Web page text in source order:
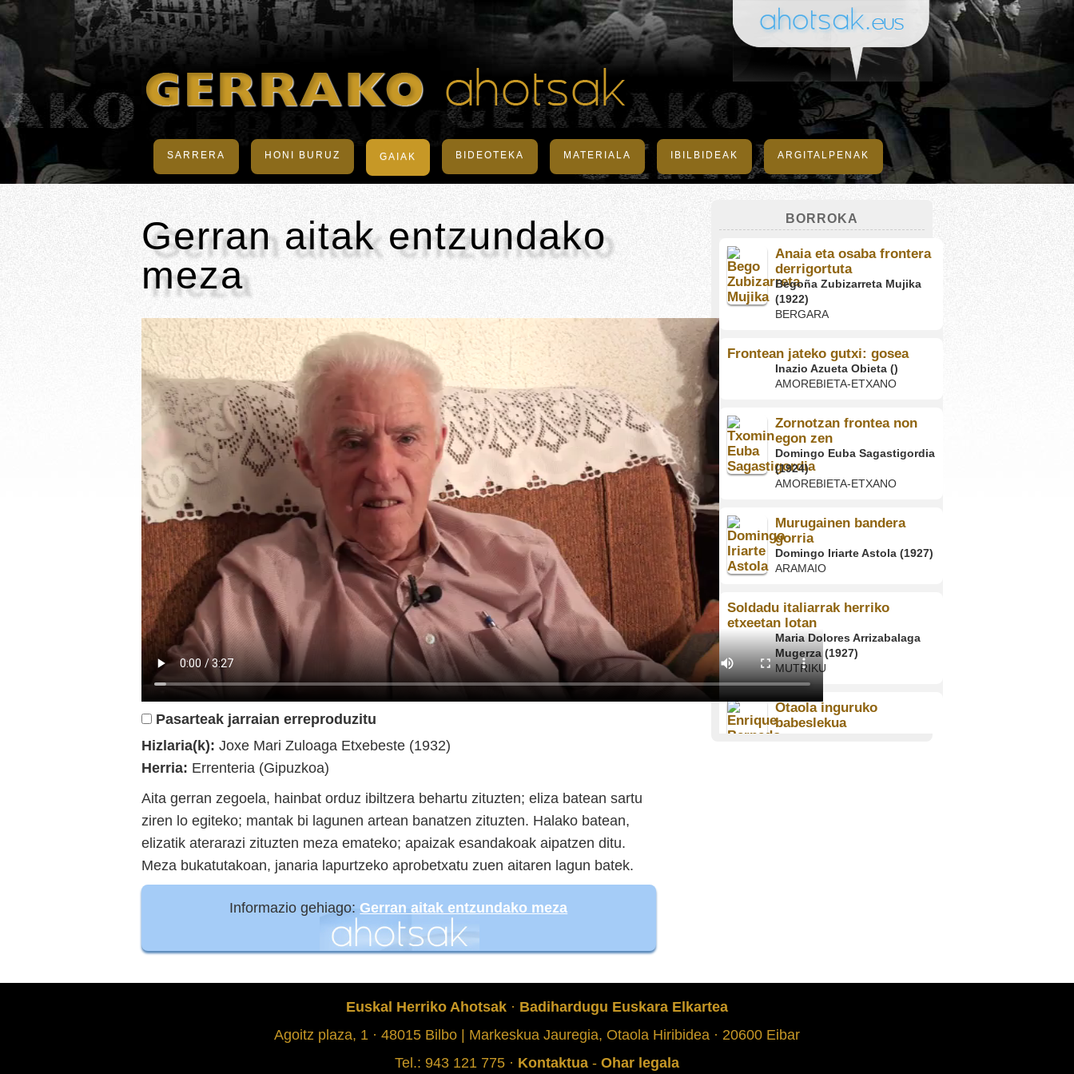
SARRERA HONI BURUZ GAIAK BIDEOTEKA MATERIALA IBILBIDEAK ARGITALPENAK
Gerran aitak entzundako
meza
Pasarteak jarraian erreproduzitu
Hizlaria(k): Joxe Mari Zuloaga Etxebeste (1932)
Herria: Errenteria (Gipuzkoa)
Aita gerran zegoela, hainbat orduz ibiltzera behartu zituzten; eliza batean sartu
ziren lo egiteko; mantak bi lagunen artean banatzen zituzten. Halako batean,
elizatik aterarazi zituzten meza emateko; apaizak esandakoak aipatzen ditu.
Meza bukatutakoan, janaria lapurtzeko aprobetxatu zuen aitaren lagun batek.
Informazio gehiago:Gerran aitak entzundako meza
BORROKA
Anaia eta osaba frontera
derrigortuta
Begoña Zubizarreta Mujika
(1922)
BERGARA
Frontean jateko gutxi: gosea
Inazio Azueta Obieta ()
AMOREBIETA-ETXANO
Zornotzan frontea non
egon zen
Domingo Euba Sagastigordia
(1924)
AMOREBIETA-ETXANO
Murugainen bandera
gorria
Domingo Iriarte Astola (1927)
ARAMAIO
Soldadu italiarrak herriko
etxeetan lotan
Maria Dolores Arrizabalaga
Mugerza (1927)
MUTRIKU
Otaola inguruko
babeslekua
Enrike Bernedo Elkoro-Iribe
Euskal Herriko Ahotsak · Badihardugu Euskara Elkartea
Agoitz plaza, 1 · 48015 Bilbo | Markeskua Jauregia, Otaola Hiribidea · 20600 Eibar
Tel.: 943 121 775 · Kontaktua - Ohar legala